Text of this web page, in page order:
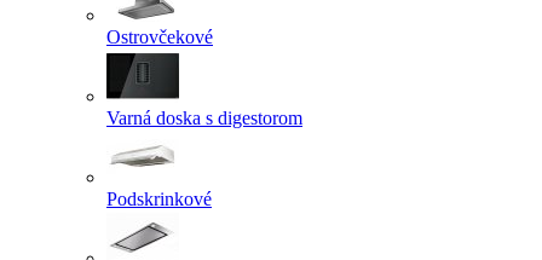
Ostrovčekové
Varná doska s digestorom
Podskrinkové